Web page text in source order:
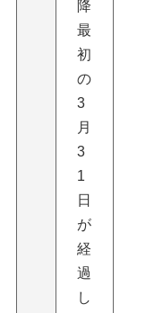
降
最
初
の
3
月
3
1
日
が
経
過
し